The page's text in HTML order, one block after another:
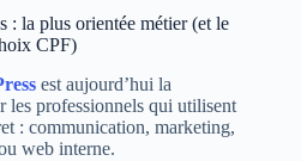
la plus orientée métier (et le
CPF)
est aujourd’hui la
les professionnels qui utilisent
: communication, marketing,
web interne.